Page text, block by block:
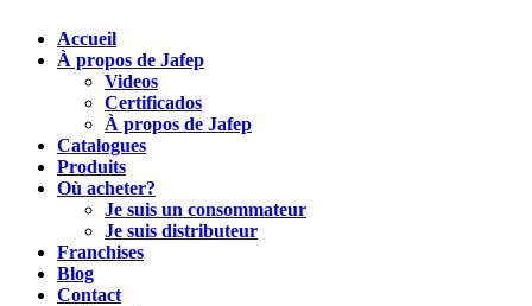
Accueil
À propos de Jafep
Videos
Certificados
À propos de Jafep
Catalogues
Produits
Où acheter?
Je suis un consommateur
Je suis distributeur
Franchises
Blog
Contact